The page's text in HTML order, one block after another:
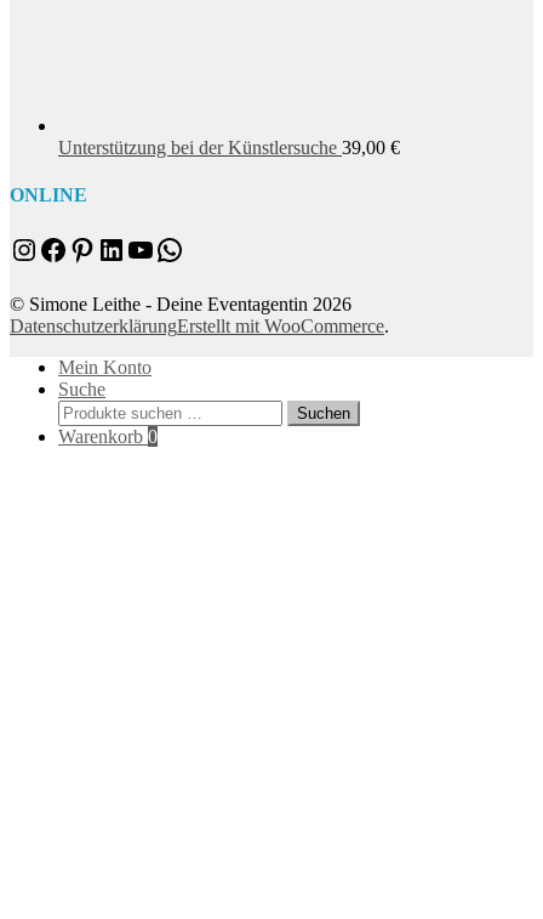
Unterstützung bei der Künstlersuche 39,00 €
ONLINE
Instagram
Facebook
Pinterest
LinkedIn
YouTube
WhatsApp
© Simone Leithe - Deine Eventagentin 2026
DatenschutzerklärungErstellt mit WooCommerce.
Mein Konto
Suche
Suchen
nach:
Suchen
Warenkorb 0